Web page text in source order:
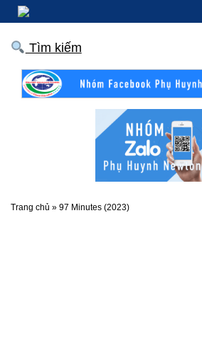
Tìm kiếm
Trang chủ » 97 Minutes (2023)